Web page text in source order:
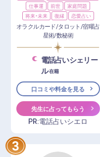
仕事運
前世
家庭問題
将来・未来
復縁 恋愛占い
オラクルカード/タロット/宿曜占
星術/数秘術
電話占いシェリー
ル在籍
口コミや料金を見る
先生に占ってもらう
PR:電話占いシエロ
3